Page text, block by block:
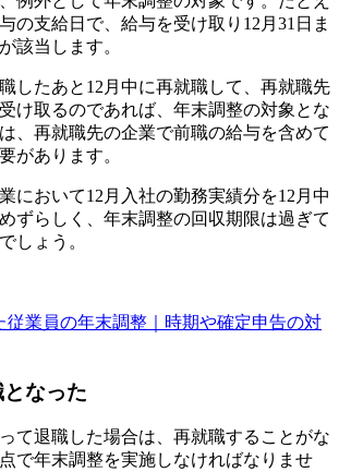
の支給日で、給与を受け取り12月31日ま
該当します。
したあと12月中に再就職して、再就職先
け取るのであれば、年末調整の対象とな
、再就職先の企業で前職の給与を含めて
があります。
において12月入社の勤務実績分を12月中
ずらしく、年末調整の回収期限は過ぎて
しょう。
従業員の年末調整｜時期や確定申告の対
なった
て退職した場合は、再就職することがな
で年末調整を実施しなければなりませ